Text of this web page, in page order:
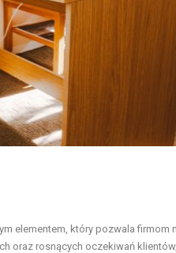
elementem, który pozwala firmom
oraz rosnących oczekiwań